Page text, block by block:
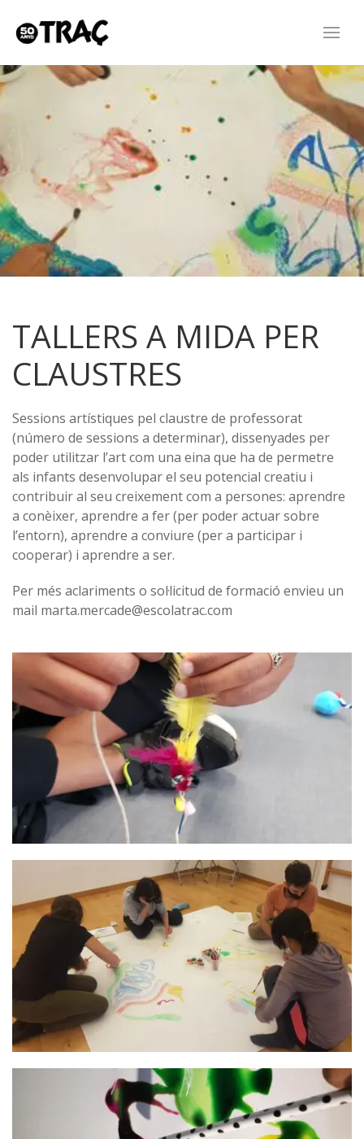
TALLERS A MIDA PER
CLAUSTRES
Sessions artístiques pel claustre de professorat
(número de sessions a determinar), dissenyades per
poder utilitzar l’art com una eina que ha de permetre
als infants desenvolupar el seu potencial creatiu i
contribuir al seu creixement com a persones: aprendre
a conèixer, aprendre a fer (per poder actuar sobre
l’entorn), aprendre a conviure (per a participar i
cooperar) i aprendre a ser.
Per més aclariments o sol·licitud de formació envieu un
mail marta.mercade@escolatrac.com